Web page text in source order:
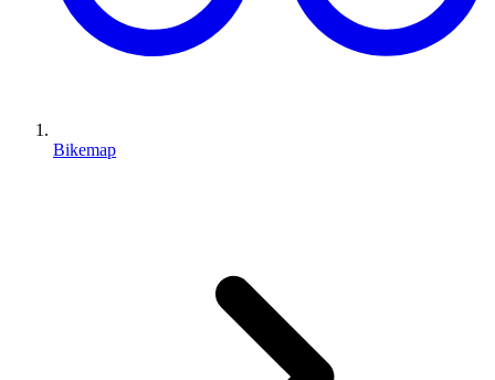
Bikemap